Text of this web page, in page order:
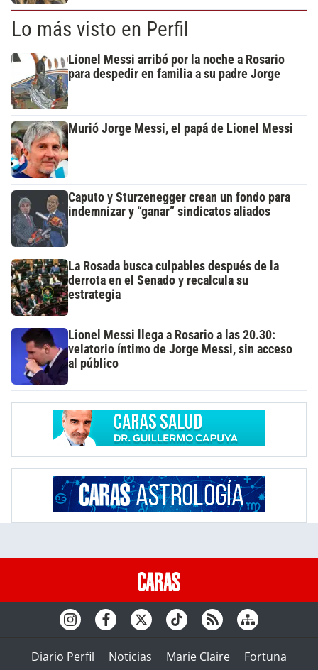
Lo más visto en Perfil
Lionel Messi arribó por la noche a Rosario
para despedir en familia a su padre Jorge
Murió Jorge Messi, el papá de Lionel Messi
Caputo y Sturzenegger crean un fondo para
indemnizar y “ganar” sindicatos aliados
La Rosada busca culpables después de la
derrota en el Senado y recalcula su
estrategia
Lionel Messi llega a Rosario a las 20.30:
velatorio íntimo de Jorge Messi, sin acceso
al público
Diario Perfil Noticias Marie Claire Fortuna